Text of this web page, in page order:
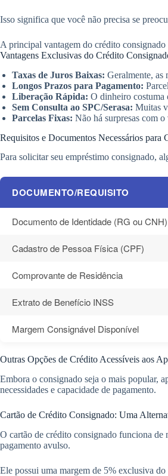
Isso significa que você não precisa se
A principal vantagem do crédito consignado
Vantagens Exclusivas do Crédito
Taxas de Juros Baixas: Geralmente, as
Longos Prazos para Pagamento:
Liberação Rápida: O dinheiro costuma
Sem Consulta ao SPC/Serasa: Muitas
Parcelas Fixas: Não há surpresas com o
Requisitos e Documentos Necessários para
Para solicitar seu empréstimo consignado,
DOCUMENTO/REQUISITO
Documento de Identidade (RG ou CNH)
Cadastro de Pessoa Física (CPF)
Comprovante de Residência
Extrato de Benefício INSS
Margem Consignável Disponível
Outras Opções de Crédito Acessíveis aos
Embora o consignado seja o mais popular,
necessidades e capacidade de pagamento.
Cartão de Crédito Consignado: Uma
O cartão de crédito consignado funciona de
pagamento avulso.
Ele possui uma margem de 5% exclusiva